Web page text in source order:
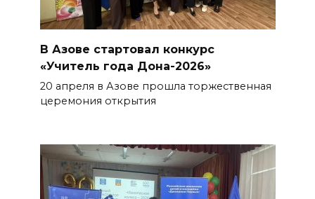
В Азове стартовал конкурс
«Учитель года Дона-2026»
20 апреля в Азове прошла торжественная
церемония открытия